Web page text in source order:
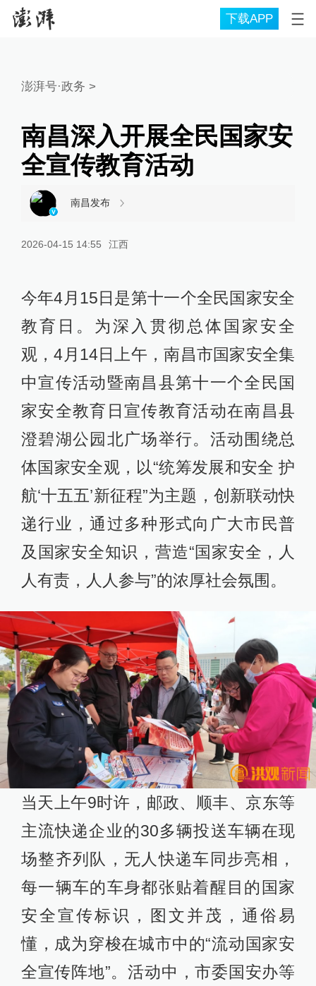
下载APP
澎湃号·政务 >
南昌深入开展全民国家安
全宣传教育活动
南昌发布
2026-04-15 14:55 江西
今年4月15日是第十一个全民国家安全
教育日。为深入贯彻总体国家安全
观，4月14日上午，南昌市国家安全集
中宣传活动暨南昌县第十一个全民国
家安全教育日宣传教育活动在南昌县
澄碧湖公园北广场举行。活动围绕总
体国家安全观，以“统筹发展和安全 护
航‘十五五’新征程”为主题，创新联动快
递行业，通过多种形式向广大市民普
及国家安全知识，营造“国家安全，人
人有责，人人参与”的浓厚社会氛围。
当天上午9时许，邮政、顺丰、京东等
主流快递企业的30多辆投送车辆在现
场整齐列队，无人快递车同步亮相，
每一辆车的车身都张贴着醒目的国家
安全宣传标识，图文并茂，通俗易
懂，成为穿梭在城市中的“流动国家安
全宣传阵地”。活动中，市委国安办等